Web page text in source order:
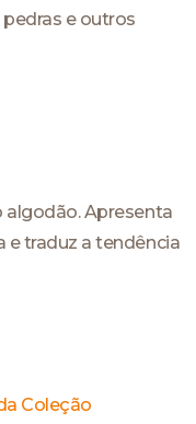
e outros
algodão. Apresenta
e traduz a tendência
Coleção